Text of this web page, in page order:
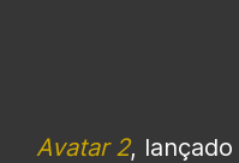
Avatar 2,